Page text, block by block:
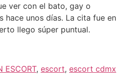
ver con el bato, gay o
hace unos días. La cita fue en
llego súper puntual.
ESCORT, escort, escort cdmx